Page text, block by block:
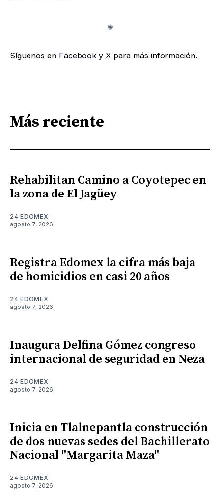
Síguenos en Facebook y X para más información.
Más reciente
Rehabilitan Camino a Coyotepec en
la zona de El Jagüey
24 EDOMEX
agosto 7, 2026
Registra Edomex la cifra más baja
de homicidios en casi 20 años
24 EDOMEX
agosto 7, 2026
Inaugura Delfina Gómez congreso
internacional de seguridad en Neza
24 EDOMEX
agosto 7, 2026
Inicia en Tlalnepantla construcción
de dos nuevas sedes del Bachillerato
Nacional "Margarita Maza"
24 EDOMEX
agosto 7, 2026